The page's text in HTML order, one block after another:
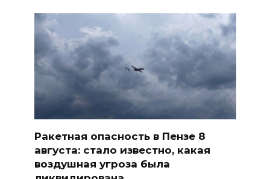
Ракетная опасность в Пензе 8
августа: стало известно, какая
воздушная угроза была